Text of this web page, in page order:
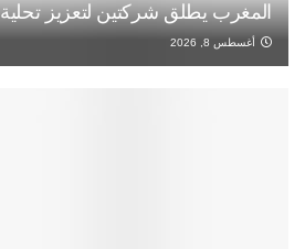
المغرب يطلق شركتين لتعزيز تحلية
أغسطس 8, 2026